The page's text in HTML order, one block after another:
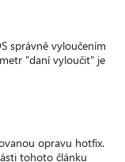
správně vyloučením
"daní vyloučit" je
opravu hotfix.
tohoto článku